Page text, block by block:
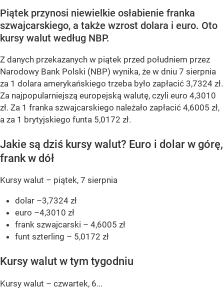
Piątek przynosi niewielkie osłabienie franka
szwajcarskiego, a także wzrost dolara i euro. Oto
kursy walut według NBP.
Z danych przekazanych w piątek przed południem przez
Narodowy Bank Polski (NBP) wynika, że w dniu 7 sierpnia
za 1 dolara amerykańskiego trzeba było zapłacić 3,7324 zł.
Za najpopularniejszą europejską walutę, czyli euro 4,3010
zł. Za 1 franka szwajcarskiego należało zapłacić 4,6005 zł,
a za 1 brytyjskiego funta 5,0172 zł.
Jakie są dziś kursy walut? Euro i dolar w górę,
frank w dół
Kursy walut – piątek, 7 sierpnia
dolar –3,7324 zł
euro –4,3010 zł
frank szwajcarski – 4,6005 zł
funt szterling – 5,0172 zł
Kursy walut w tym tygodniu
Kursy walut – czwartek, 6...